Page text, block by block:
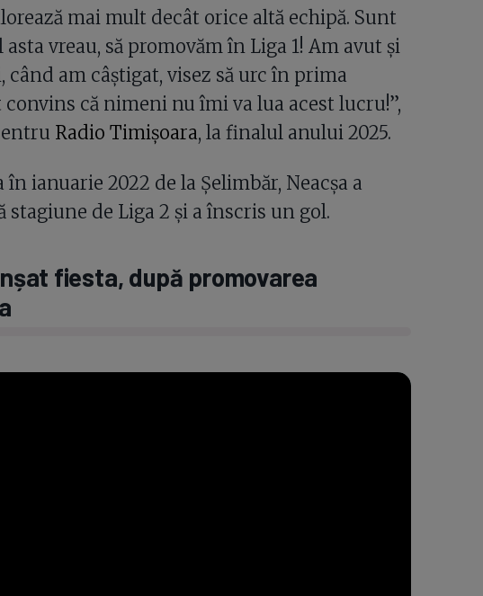
mai mult decât orice altă echipă. Sunt
vreau, să promovăm în Liga 1! Am avut și
când am câștigat, visez să urc în prima
că nimeni nu îmi va lua acest lucru!”,
Radio Timișoara, la finalul anului 2025.
ianuarie 2022 de la Șelimbăr, Neacșa a
de Liga 2 și a înscris un gol.
fiesta, după promovarea